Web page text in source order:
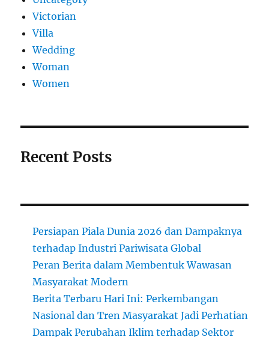
Victorian
Villa
Wedding
Woman
Women
Recent Posts
Persiapan Piala Dunia 2026 dan Dampaknya
terhadap Industri Pariwisata Global
Peran Berita dalam Membentuk Wawasan
Masyarakat Modern
Berita Terbaru Hari Ini: Perkembangan
Nasional dan Tren Masyarakat Jadi Perhatian
Dampak Perubahan Iklim terhadap Sektor